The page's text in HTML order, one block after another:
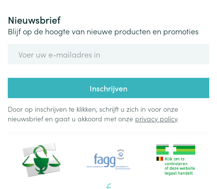
Nieuwsbrief
Blijf op de hoogte van nieuwe producten en promoties
Inschrijven
Door op inschrijven te klikken, schrijft u zich in voor onze
nieuwsbrief en gaat u akkoord met onze privacy policy.